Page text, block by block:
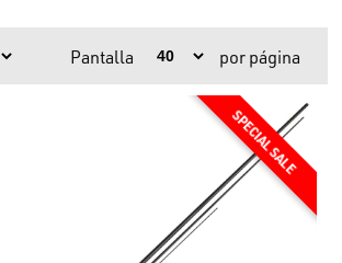
Pantalla por página